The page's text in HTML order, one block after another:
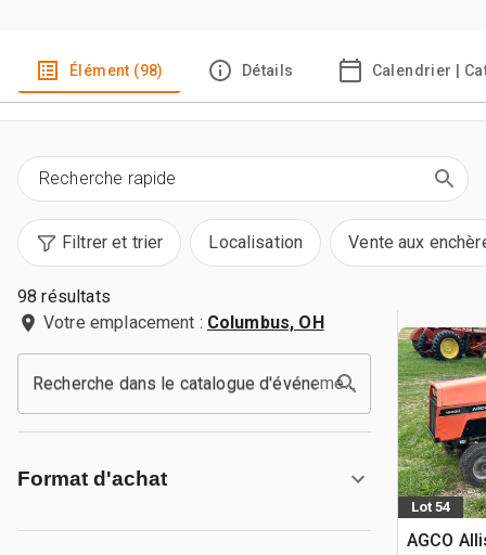
Élément (98) Détails Calendrier |
Filtrer et trier Localisation Vente aux
98 résultats
Votre emplacement : Columbus, OH
Recherche dans le catalogue d'événements
Format d'achat
Lot 54
AGCO